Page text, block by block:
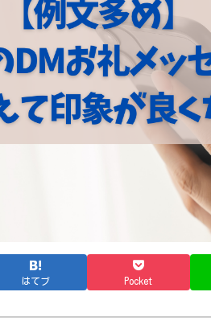
はてブ Pocket